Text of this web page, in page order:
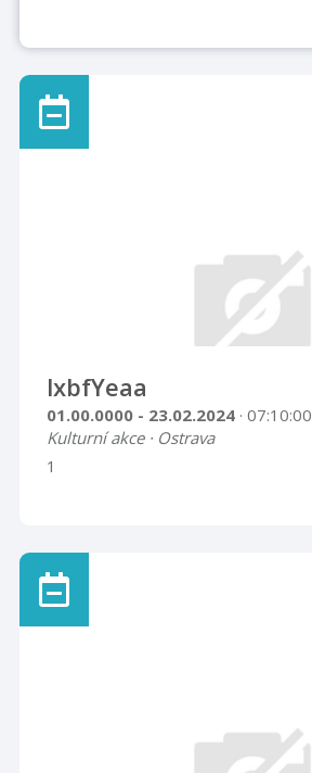
lxbfYeaa
01.00.0000 - 23.02.2024 · 07:10:00
Kulturní akce · Ostrava
1